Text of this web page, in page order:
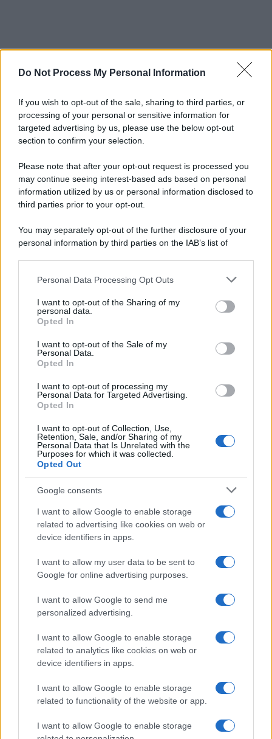
Do Not Process My Personal Information
If you wish to opt-out of the sale, sharing to third parties, or
processing of your personal or sensitive information for
targeted advertising by us, please use the below opt-out
section to confirm your selection.
Please note that after your opt-out request is processed you
may continue seeing interest-based ads based on personal
information utilized by us or personal information disclosed to
third parties prior to your opt-out.
You may separately opt-out of the further disclosure of your
personal information by third parties on the IAB’s list of
This information may also be disclosed by us to third parties
disclose it to other third parties.
Please note that this website/app uses one or more Google
services and may gather and store information including but
not limited to your visit or usage behaviour. You may click to
grant or deny consent to Google and its third-party tags to
consent section.
Personal Data Processing Opt Outs
I want to opt-out of the Sharing of my
personal data.
Opted In
I want to opt-out of the Sale of my
Personal Data.
Opted In
I want to opt-out of processing my
Personal Data for Targeted Advertising.
Opted In
I want to opt-out of Collection, Use,
Retention, Sale, and/or Sharing of my
Personal Data that Is Unrelated with the
Purposes for which it was collected.
Opted Out
Google consents
I want to allow Google to enable storage
related to advertising like cookies on web or
device identifiers in apps.
I want to allow my user data to be sent to
Google for online advertising purposes.
I want to allow Google to send me
personalized advertising.
I want to allow Google to enable storage
related to analytics like cookies on web or
device identifiers in apps.
I want to allow Google to enable storage
related to functionality of the website or app.
I want to allow Google to enable storage